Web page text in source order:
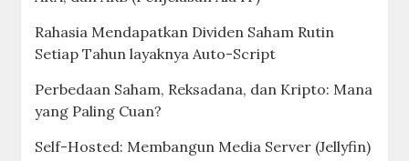
Rahasia Mendapatkan Dividen Saham Rutin
Setiap Tahun layaknya Auto-Script
Perbedaan Saham, Reksadana, dan Kripto: Mana
yang Paling Cuan?
Self-Hosted: Membangun Media Server (Jellyfin)